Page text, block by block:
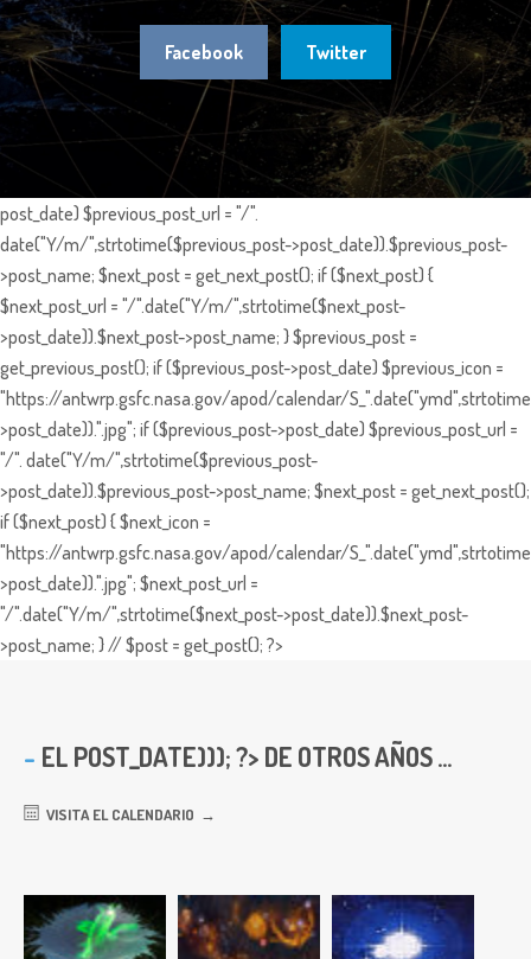
Facebook Twitter
post_date) $previous_post_url = "/".
date("Y/m/",strtotime($previous_post->post_date)).$previous_post-
>post_name; $next_post = get_next_post(); if ($next_post) {
$next_post_url = "/".date("Y/m/",strtotime($next_post-
>post_date)).$next_post->post_name; } $previous_post =
get_previous_post(); if ($previous_post->post_date) $previous_icon =
"https://antwrp.gsfc.nasa.gov/apod/calendar/
>post_date)).".jpg"; if ($previous_post->post_date) $previous_post_url =
"/". date("Y/m/",strtotime($previous_post-
>post_date)).$previous_post->post_name; $next_post = get_next_post();
if ($next_post) { $next_icon =
"https://antwrp.gsfc.nasa.gov/apod/calendar/
>post_date)).".jpg"; $next_post_url =
"/".date("Y/m/",strtotime($next_post->post_date)).$next_post-
>post_name; } // $post = get_post(); ?>
EL POST_DATE))); ?> DE OTROS AÑOS ...
VISITA EL CALENDARIO